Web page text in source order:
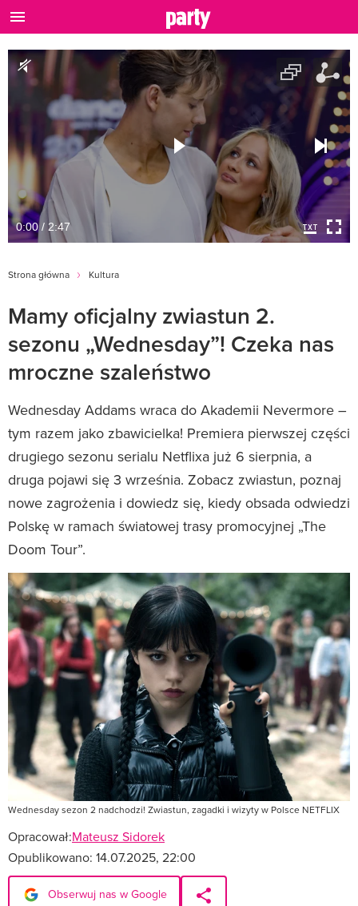
0:00 / 2:47
Strona główna Kultura
Mamy oficjalny zwiastun 2.
sezonu „Wednesday”! Czeka nas
mroczne szaleństwo
Wednesday Addams wraca do Akademii Nevermore –
tym razem jako zbawicielka! Premiera pierwszej części
drugiego sezonu serialu Netflixa już 6 sierpnia, a
druga pojawi się 3 września. Zobacz zwiastun, poznaj
nowe zagrożenia i dowiedz się, kiedy obsada odwiedzi
Polskę w ramach światowej trasy promocyjnej „The
Doom Tour”.
Wednesday sezon 2 nadchodzi! Zwiastun, zagadki i wizyty w Polsce NETFLIX
Opracował:Mateusz Sidorek
Opublikowano: 14.07.2025, 22:00
Obserwuj nas w Google